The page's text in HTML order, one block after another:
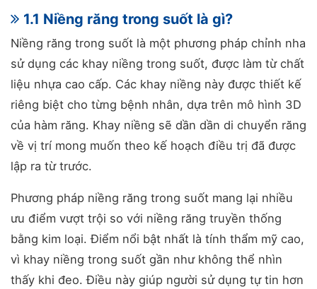
1.1 Niềng răng trong suốt là gì?
Niềng răng trong suốt là một phương pháp chỉnh nha
sử dụng các khay niềng trong suốt, được làm từ chất
liệu nhựa cao cấp. Các khay niềng này được thiết kế
riêng biệt cho từng bệnh nhân, dựa trên mô hình 3D
của hàm răng. Khay niềng sẽ dần dần di chuyển răng
về vị trí mong muốn theo kế hoạch điều trị đã được
lập ra từ trước.
Phương pháp niềng răng trong suốt mang lại nhiều
ưu điểm vượt trội so với niềng răng truyền thống
bằng kim loại. Điểm nổi bật nhất là tính thẩm mỹ cao,
vì khay niềng trong suốt gần như không thể nhìn
thấy khi đeo. Điều này giúp người sử dụng tự tin hơn